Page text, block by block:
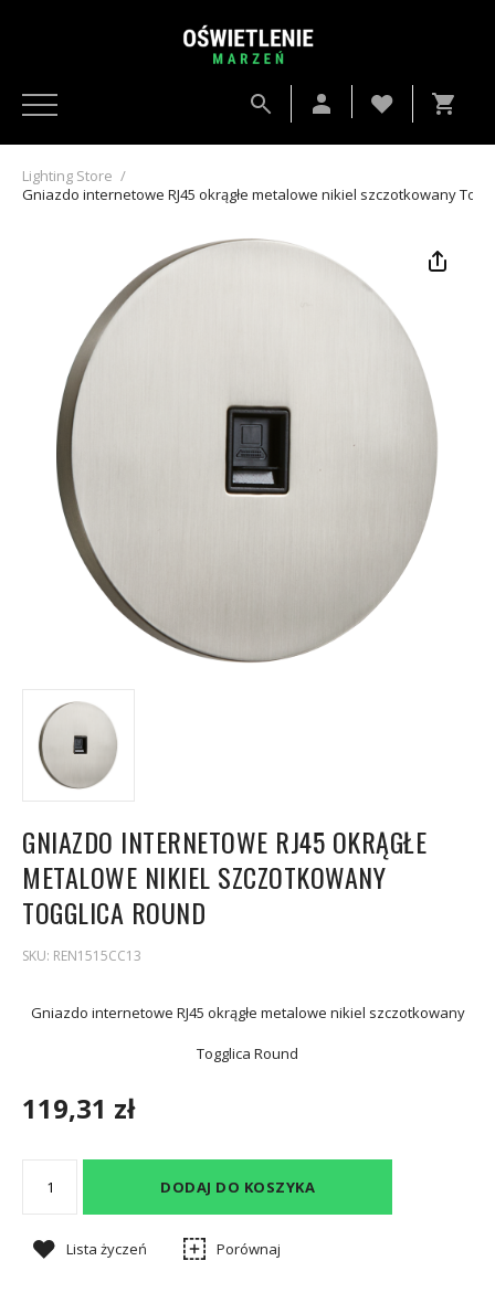
Lighting Store /
Gniazdo internetowe RJ45 okrągłe metalowe nikiel szczotkowany
GNIAZDO INTERNETOWE RJ45 OKRĄGŁE
METALOWE NIKIEL SZCZOTKOWANY
TOGGLICA ROUND
SKU: REN1515CC13
Gniazdo internetowe RJ45 okrągłe metalowe nikiel szczotkowany
Togglica Round
119,31 zł
DODAJ DO KOSZYKA
Lista życzeń Porównaj